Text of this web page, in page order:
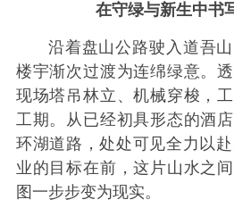
在守绿与新生中书
沿着盘山公路驶入道吾
楼宇渐次过渡为连绵绿意。
现场塔吊林立、机械穿梭，
工期。从已经初具形态的酒
环湖道路，处处可见全力以
业的目标在前，这片山水之
图一步步变为现实。